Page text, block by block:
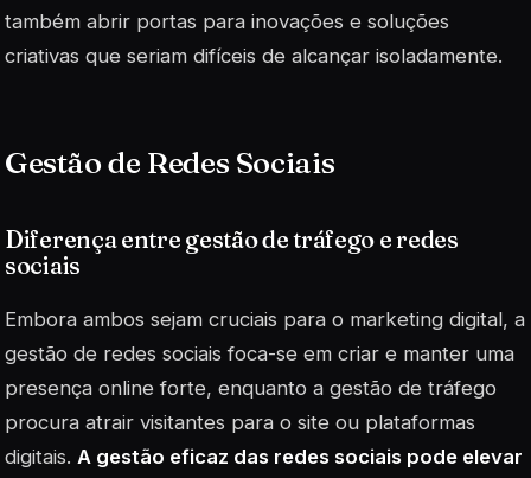
também abrir portas para inovações e soluções
criativas que seriam difíceis de alcançar isoladamente.
Gestão de Redes Sociais
Diferença entre gestão de tráfego e redes
sociais
Embora ambos sejam cruciais para o marketing digital, a
gestão de redes sociais foca-se em criar e manter uma
presença online forte, enquanto a gestão de tráfego
procura atrair visitantes para o site ou plataformas
digitais. A gestão eficaz das redes sociais pode elevar